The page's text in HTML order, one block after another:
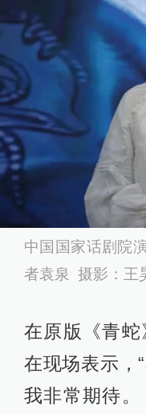
中国国家话剧院
者袁泉 摄影：王
在原版《青
在现场表示，
我非常期待